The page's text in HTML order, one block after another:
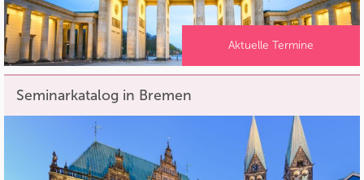
Aktuelle Termine
Seminarkatalog in Bremen